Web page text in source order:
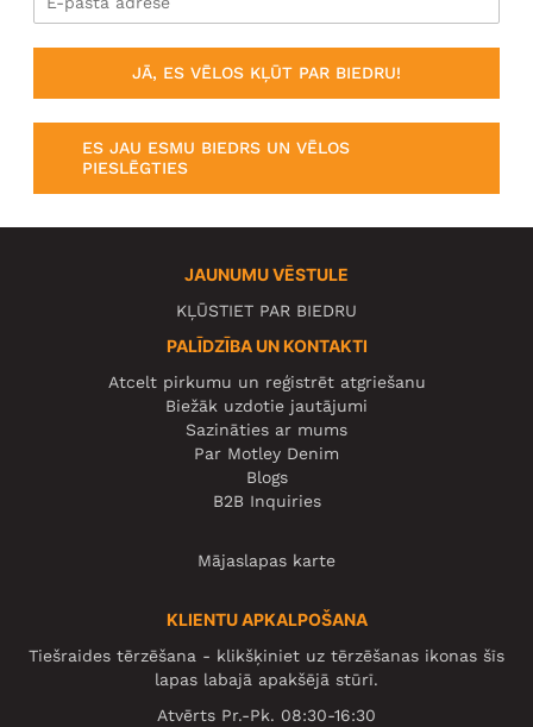
JĀ, ES VĒLOS KĻŪT PAR BIEDRU!
ES JAU ESMU BIEDRS UN VĒLOS
PIESLĒGTIES
JAUNUMU VĒSTULE
KĻŪSTIET PAR BIEDRU
PALĪDZĪBA UN KONTAKTI
Atcelt pirkumu un reģistrēt atgriešanu
Biežāk uzdotie jautājumi
Sazināties ar mums
Par Motley Denim
Blogs
B2B Inquiries
Mājaslapas karte
KLIENTU APKALPOŠANA
Tiešraides tērzēšana - klikšķiniet uz tērzēšanas ikonas šīs
lapas labajā apakšējā stūrī.
Atvērts Pr.-Pk. 08:30-16:30